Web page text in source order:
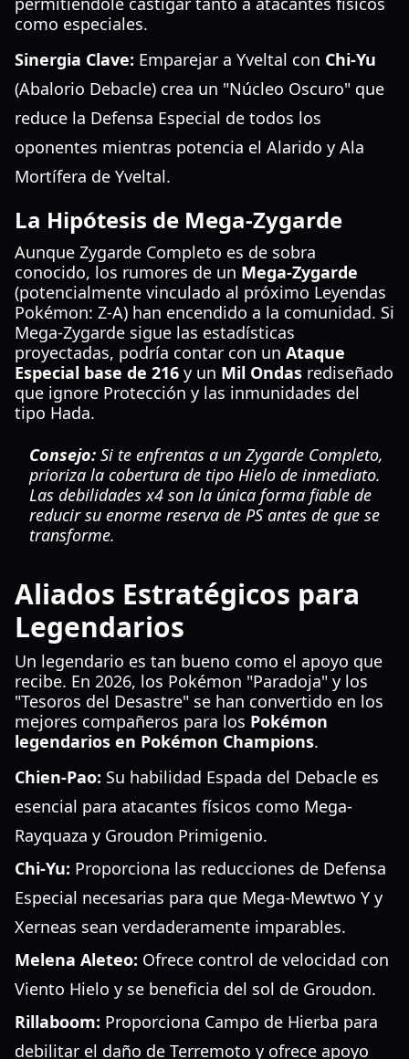
como especiales.
Sinergia Clave: Emparejar a Yveltal con Chi-Yu
(Abalorio Debacle) crea un "Núcleo Oscuro" que
reduce la Defensa Especial de todos los
oponentes mientras potencia el Alarido y Ala
Mortífera de Yveltal.
La Hipótesis de Mega-Zygarde
Aunque Zygarde Completo es de sobra
conocido, los rumores de un Mega-Zygarde
(potencialmente vinculado al próximo Leyendas
Pokémon: Z-A) han encendido a la comunidad. Si
Mega-Zygarde sigue las estadísticas
proyectadas, podría contar con un Ataque
Especial base de 216 y un Mil Ondas rediseñado
que ignore Protección y las inmunidades del
tipo Hada.
Consejo: Si te enfrentas a un Zygarde Completo,
prioriza la cobertura de tipo Hielo de inmediato.
Las debilidades x4 son la única forma fiable de
reducir su enorme reserva de PS antes de que se
transforme.
Aliados Estratégicos para
Legendarios
Un legendario es tan bueno como el apoyo que
recibe. En 2026, los Pokémon "Paradoja" y los
"Tesoros del Desastre" se han convertido en los
mejores compañeros para los Pokémon
legendarios en Pokémon Champions.
Chien-Pao: Su habilidad Espada del Debacle es
esencial para atacantes físicos como Mega-
Rayquaza y Groudon Primigenio.
Chi-Yu: Proporciona las reducciones de Defensa
Especial necesarias para que Mega-Mewtwo Y y
Xerneas sean verdaderamente imparables.
Melena Aleteo: Ofrece control de velocidad con
Viento Hielo y se beneficia del sol de Groudon.
Rillaboom: Proporciona Campo de Hierba para
debilitar el daño de Terremoto y ofrece apoyo